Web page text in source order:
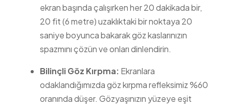
ekran başında çalışırken her 20 dakikada bir,
20 fit (6 metre) uzaklıktaki bir noktaya 20
saniye boyunca bakarak göz kaslarınızın
spazmını çözün ve onları dinlendirin.
Bilinçli Göz Kırpma: Ekranlara
odaklandığımızda göz kırpma refleksimiz %60
oranında düşer. Gözyaşınızın yüzeye eşit